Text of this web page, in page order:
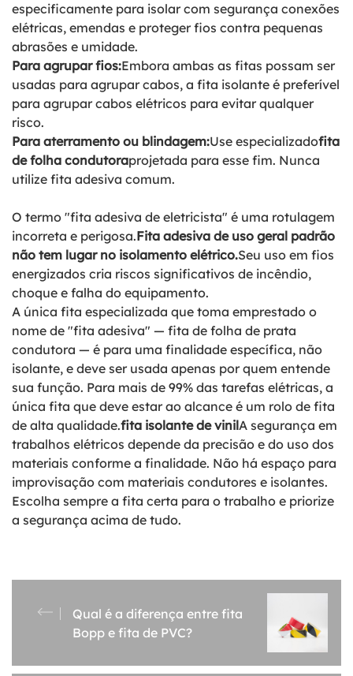
especificamente para isolar com segurança conexões
elétricas, emendas e proteger fios contra pequenas
abrasões e umidade.
Para agrupar fios:Embora ambas as fitas possam ser
usadas para agrupar cabos, a fita isolante é preferível
para agrupar cabos elétricos para evitar qualquer
risco.
Para aterramento ou blindagem:Use especializadofita
de folha condutoraprojetada para esse fim. Nunca
utilize fita adesiva comum.
O termo "fita adesiva de eletricista" é uma rotulagem
incorreta e perigosa.Fita adesiva de uso geral padrão
não tem lugar no isolamento elétrico.Seu uso em fios
energizados cria riscos significativos de incêndio,
choque e falha do equipamento.
A única fita especializada que toma emprestado o
nome de "fita adesiva" — fita de folha de prata
condutora — é para uma finalidade específica, não
isolante, e deve ser usada apenas por quem entende
sua função. Para mais de 99% das tarefas elétricas, a
única fita que deve estar ao alcance é um rolo de fita
de alta qualidade.fita isolante de vinilA segurança em
trabalhos elétricos depende da precisão e do uso dos
materiais conforme a finalidade. Não há espaço para
improvisação com materiais condutores e isolantes.
Escolha sempre a fita certa para o trabalho e priorize
a segurança acima de tudo.
Qual é a diferença entre fita
Bopp e fita de PVC?